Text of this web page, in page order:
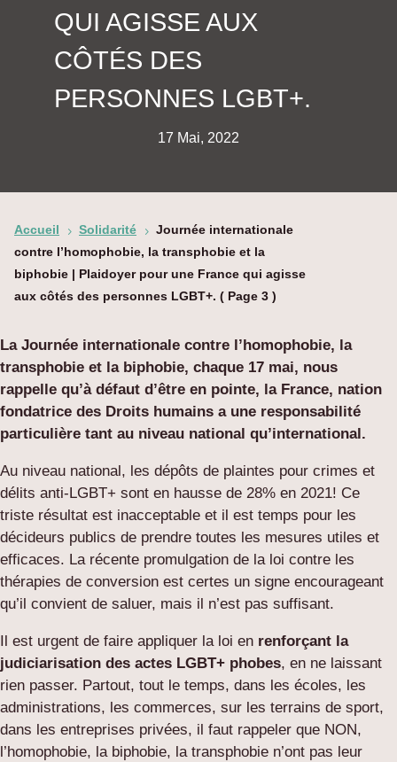
QUI AGISSE AUX
CÔTÉS DES
PERSONNES LGBT+.
17 Mai, 2022
Accueil 5 Solidarité 5 Journée internationale
contre l’homophobie, la transphobie et la
biphobie | Plaidoyer pour une France qui agisse
aux côtés des personnes LGBT+. ( Page 3 )
La Journée internationale contre l’homophobie, la
transphobie et la biphobie, chaque 17 mai, nous
rappelle qu’à défaut d’être en pointe, la France, nation
fondatrice des Droits humains a une responsabilité
particulière tant au niveau national qu’international.
Au niveau national, les dépôts de plaintes pour crimes et
délits anti-LGBT+ sont en hausse de 28% en 2021! Ce
triste résultat est inacceptable et il est temps pour les
décideurs publics de prendre toutes les mesures utiles et
efficaces. La récente promulgation de la loi contre les
thérapies de conversion est certes un signe encourageant
qu’il convient de saluer, mais il n’est pas suffisant.
Il est urgent de faire appliquer la loi en renforçant la
judiciarisation des actes LGBT+ phobes, en ne laissant
rien passer. Partout, tout le temps, dans les écoles, les
administrations, les commerces, sur les terrains de sport,
dans les entreprises privées, il faut rappeler que NON,
l’homophobie, la biphobie, la transphobie n’ont pas leur